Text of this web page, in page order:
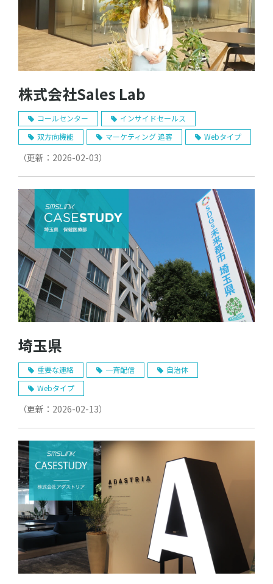
株式会社Sales Lab
コールセンター
インサイドセールス
双方向機能
マーケティング 追客 Webタイプ
（更新： 2026-02-03）
埼玉県
重要な連絡 一斉配信
自治体
Webタイプ
（更新： 2026-02-13）